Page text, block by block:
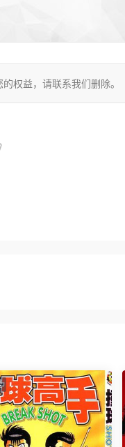
权益，请联系我们删除。